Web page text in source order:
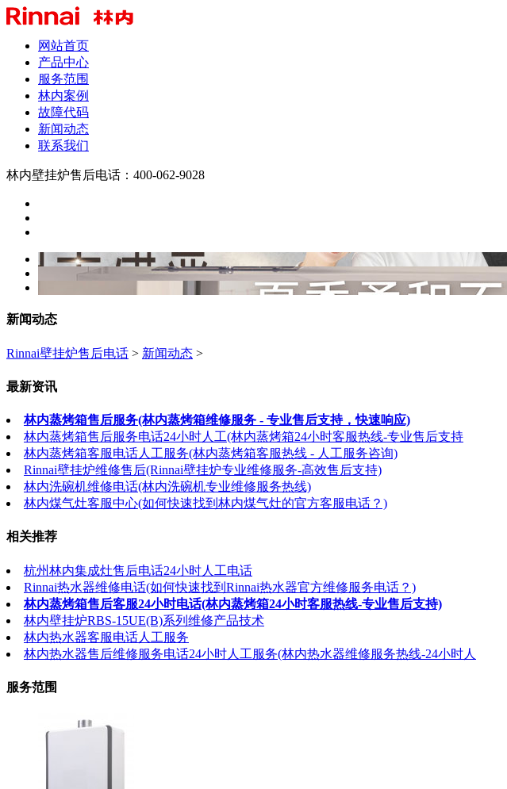
网站首页
产品中心
服务范围
林内案例
故障代码
新闻动态
联系我们
林内壁挂炉售后电话：400-062-9028
新闻动态
Rinnai壁挂炉售后电话 > 新闻动态 >
最新资讯
林内蒸烤箱售后服务(林内蒸烤箱维修服务 - 专业售后支持，快速响应)
林内蒸烤箱售后服务电话24小时人工(林内蒸烤箱24小时客服热线-专业售后支持
林内蒸烤箱客服电话人工服务(林内蒸烤箱客服热线 - 人工服务咨询)
Rinnai壁挂炉维修售后(Rinnai壁挂炉专业维修服务-高效售后支持)
林内洗碗机维修电话(林内洗碗机专业维修服务热线)
林内煤气灶客服中心(如何快速找到林内煤气灶的官方客服电话？)
相关推荐
杭州林内集成灶售后电话24小时人工电话
Rinnai热水器维修电话(如何快速找到Rinnai热水器官方维修服务电话？)
林内蒸烤箱售后客服24小时电话(林内蒸烤箱24小时客服热线-专业售后支持)
林内壁挂炉RBS-15UE(B)系列维修产品技术
林内热水器客服电话人工服务
林内热水器售后维修服务电话24小时人工服务(林内热水器维修服务热线-24小时人
服务范围